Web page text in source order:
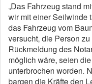
„Das Fahrzeug stand
wir mit einer Seilwinde
das Fahrzeug vom
versucht, die Person
Rückmeldung des
möglich wäre, seien
unterbrochen worden.
bargen die Kräfte den